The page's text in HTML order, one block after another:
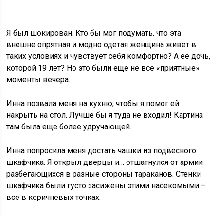
Я был шокирован. Кто бы мог подумать, что эта
внешне опрятная и модно одетая женщина живет в
таких условиях и чувствует себя комфортно? А ее дочь,
которой 19 лет? Но это были еще не все «приятные»
моменты вечера.
Инна позвала меня на кухню, чтобы я помог ей
накрыть на стол. Лучше бы я туда не входил! Картина
там была еще более удручающей.
Инна попросила меня достать чашки из подвесного
шкафчика. Я открыл дверцы и… отшатнулся от армии
разбегающихся в разные стороны тараканов. Стенки
шкафчика были густо засижены этими насекомыми –
все в коричневых точках.